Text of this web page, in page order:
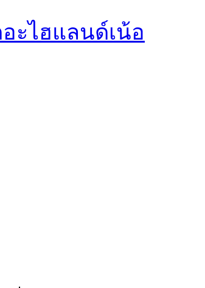
เดอะไฮแลนด์เน้อ